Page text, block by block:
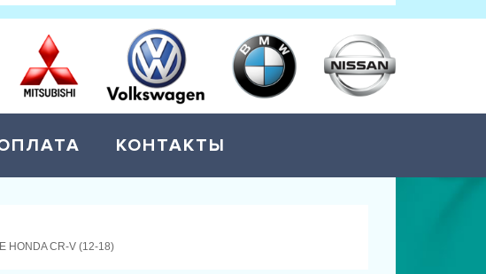
КОНТАКТЫ
CR-V (12-18)